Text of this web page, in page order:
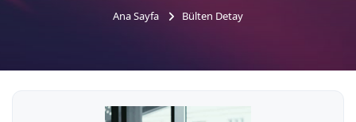
Ana Sayfa Bülten Detay